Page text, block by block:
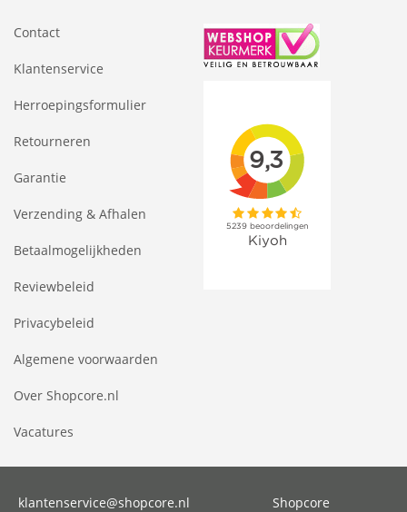
Contact
Klantenservice
Herroepingsformulier
Retourneren
Garantie
Verzending & Afhalen
Betaalmogelijkheden
Reviewbeleid
Privacybeleid
Algemene voorwaarden
Over Shopcore.nl
Vacatures
klantenservice@shopcore.nl Shopcore